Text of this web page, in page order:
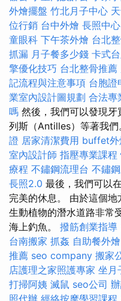
外燴擺盤 竹北月子中心
位行銷 台中外燴 長照中
童眼科 下午茶外燴 台北
抓漏 月子餐多少錢 卡式
擎優化技巧 台北整骨推薦
記流程與注意事項 台胞證
業室內設計圖規劃 合法專
嗎 然後，我們可以發現
列斯（Antilles）等著我們
證 居家清潔費用 buffet外
室內設計師 指壓專業課程
療程 不鏽鋼流理台 不鏽
長照2.0 最後，我們可以
完美的休息。 由於這個
生動植物的潛水道路非常
海上釣魚。 撥筋創業指導
台南搬家 抓姦 自助餐外燴
推薦 seo company 搬家
店護理之家照護專家 坐月
打掃阿姨 滅鼠 seo公司
照代辦 經絡按摩學習課程